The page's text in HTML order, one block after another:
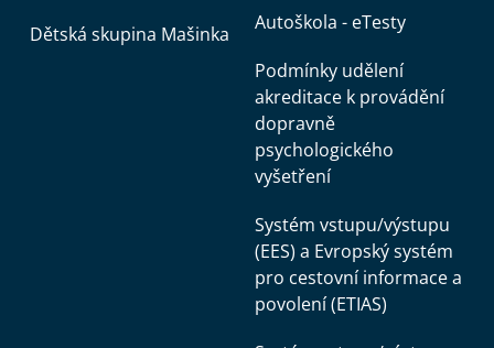
Dětská skupina Mašinka
Autoškola - eTesty
Podmínky udělení
akreditace k provádění
dopravně
psychologického
vyšetření
Systém vstupu/výstupu
(EES) a Evropský systém
pro cestovní informace a
povolení (ETIAS)